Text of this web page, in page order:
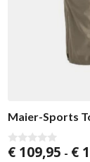
Maier-Sports
0
€ 109,95 - €